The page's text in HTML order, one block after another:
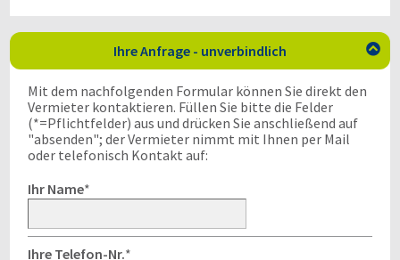
Ihre Anfrage - unverbindlich 
Mit dem nachfolgenden Formular können Sie direkt den
Vermieter kontaktieren. Füllen Sie bitte die Felder
(*=Pflichtfelder) aus und drücken Sie anschließend auf
"absenden"; der Vermieter nimmt mit Ihnen per Mail
oder telefonisch Kontakt auf:
Ihr Name*
Ihre Telefon-Nr.*